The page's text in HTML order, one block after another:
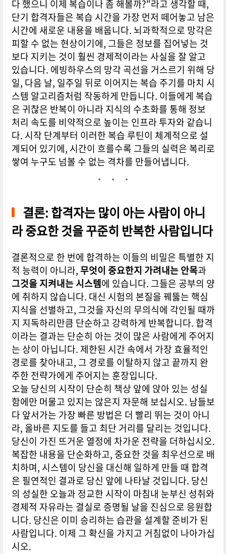
다 했으니 이제 복습이나 좀 해볼까?"라고 생각할 때,
단기 합격자들은 복습 시간을 가장 먼저 떼어놓고 남은
시간에 새로운 내용을 배웁니다. 뇌과학적으로 망각은
피할 수 없는 현상이기에, 그들은 정보를 집어넣는 것
보다 지키는 것이 훨씬 경제적이라는 사실을 잘 알고
있습니다. 에빙하우스의 망각 곡선을 거스르기 위해 당
일, 다음 날, 일주일 뒤로 이어지는 복습 주기를 마치 시
스템 알고리즘처럼 작동하게 만듭니다. 이들에게 복습
은 귀찮은 반복이 아니라 지식의 수초화를 통해 정보
처리 속도를 비약적으로 높이는 인프라 투자와 같습니
다. 시작 단계부터 이러한 복습 루틴이 체계적으로 설
계되어 있기에, 시간이 흐를수록 그들의 실력은 복리로
쌓여 누구도 넘볼 수 없는 격차를 만들어냅니다.
결론: 합격자는 많이 아는 사람이 아니
라 중요한 것을 꾸준히 반복한 사람입니다
결론적으로 한 번에 합격하는 이들의 비밀은 특별한 지
적 능력이 아니라, 무엇이 중요한지 가려내는 안목과
그것을 지켜내는 시스템에 있습니다. 그들은 공부의 양
에 취하지 않습니다. 대신 시험의 본질을 꿰뚫는 핵심
지식을 선별하고, 그것을 자신의 무의식에 각인될 때까
지 지독하리만큼 단순하고 강력하게 반복합니다. 합격
이라는 결과는 단순히 아는 것이 많은 사람에게 주어지
는 상이 아닙니다. 제한된 시간 속에서 가장 효율적인
경로를 찾아내고, 그 경로를 이탈하지 않고 끝까지 완
주한 전략가에게 주어지는 훈장입니다.
오늘 당신의 시작이 단순히 책상 앞에 앉아 있는 성실
함에만 머물고 있지는 않은지 자문해 보십시오. 남들보
다 앞서가는 가장 빠른 방법은 더 빨리 뛰는 것이 아니
라, 올바른 지도를 들고 최단 거리를 달리는 것입니다.
당신이 가진 뜨거운 열정에 차가운 전략을 더하십시오.
복잡한 내용을 단순화하고, 중요한 것을 최우선으로 배
치하며, 시스템이 당신을 대신해 일하게 만들 때 합격
은 필연적인 결과로 당신 앞에 나타날 것입니다. 당신
의 성실한 오늘과 정교한 시작이 마침내 눈부신 성취와
경제적 자유라는 결실로 증명될 날을 진심으로 응원합
니다. 당신은 이미 승리하는 습관을 설계할 준비가 된
사람입니다. 이제 그 확신을 가지고 거침없이 나아가십
시오.